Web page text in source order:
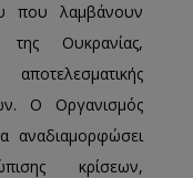
που λαμβάνουν
Ουκρανίας,
Ο Οργανισμός
αναδιαμορφώσει
κρίσεων,